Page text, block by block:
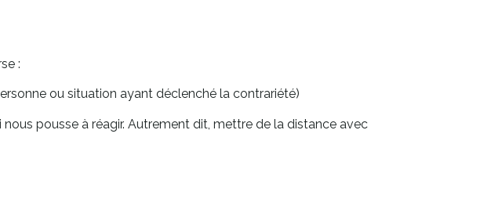
:
ou situation ayant déclenché la contrariété)
pousse à réagir. Autrement dit, mettre de la distance avec